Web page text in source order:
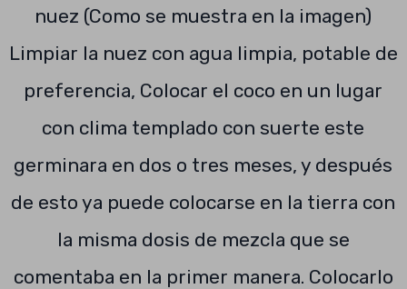
nuez (Como se muestra en la imagen)
Limpiar la nuez con agua limpia, potable de
preferencia, Colocar el coco en un lugar
con clima templado con suerte este
germinara en dos o tres meses, y después
de esto ya puede colocarse en la tierra con
la misma dosis de mezcla que se
comentaba en la primer manera. Colocarlo